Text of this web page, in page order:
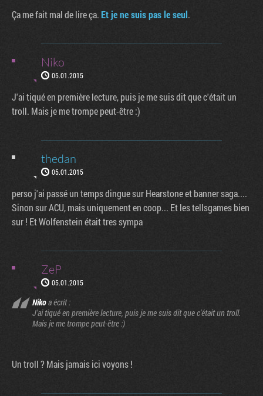
Ça me fait mal de lire ça.Et je ne suis pas le seul.
Niko
05.01.2015
J'ai tiqué en première lecture, puis je me suis dit que c'était un
troll. Mais je me trompe peut-être :)
thedan
05.01.2015
perso j'ai passé un temps dingue sur Hearstone et banner saga....
Sinon sur ACU, mais uniquement en coop... Et les tellsgames bien
sur ! Et Wolfenstein était tres sympa
ZeP
05.01.2015
Nikoa écrit :
J'ai tiqué en première lecture, puis je me suis dit que c'était un troll.
Mais je me trompe peut-être :)
Un troll ? Mais jamais ici voyons !